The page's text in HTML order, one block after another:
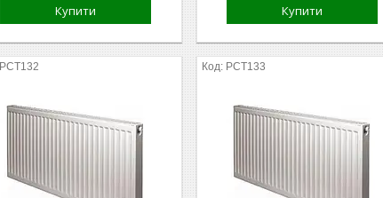
Купити Купити
РСТ132 РСТ133